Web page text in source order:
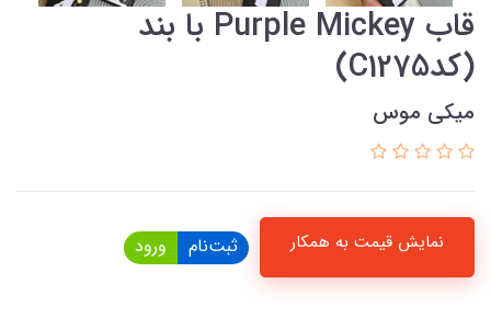
قاب Purple Mickey با بند
(کدC1275)
میکی موس
نمایش قیمت به همکار ثبت‌نام ورود